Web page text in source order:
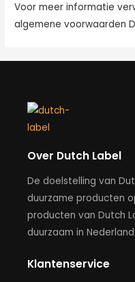
Voor meer informatie
algemene voorwaarden
Over Dutch Label
De doelstelling van
duurzame producten
producten van Dutch
duurzaam in
Klantenservice